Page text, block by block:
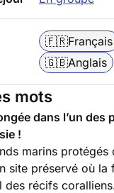
🇫🇷Français
🇬🇧Anglais
mots
dans l’un des
!
marins protégés
site préservé où la
des récifs